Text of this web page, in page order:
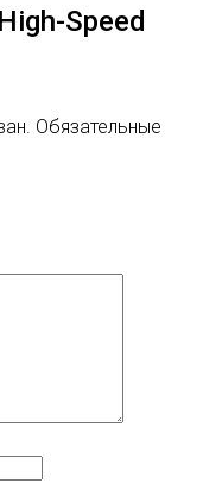
Speed
Обязательные